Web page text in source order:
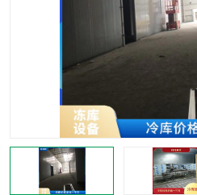
资阳冻库，资阳冻库安装
乐山冻库,乐山保鲜冷库
雅安冷库,雅安冻库
烘干冷链
内江冷库，内江冻库